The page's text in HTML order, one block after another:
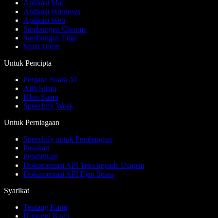
Aplikasi Mac
Aplikasi Windows
Aplikasi Web
Sambungan Chrome
Sambungan Edge
Muat Turun
Untuk Pencipta
Penjana Suara AI
Alih Suara
Klon Suara
Speechify Work
Untuk Perniagaan
Speechify untuk Pembangun
Pasukan
Pendidikan
Dokumentasi API Teks kepada Ucapan
Dokumentasi API Ejen Suara
Syarikat
Tentang Kami
Hubungi Kami